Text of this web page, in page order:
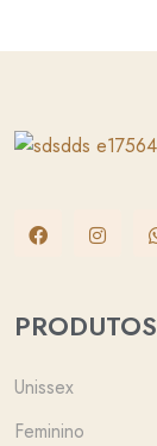
PRODUTOS
Unissex
Feminino